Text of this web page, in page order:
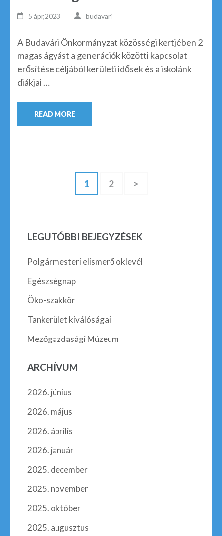
5 ápr,2023 budavari
A Budavári Önkormányzat közösségi kertjében 2
magas ágyást a generációk közötti kapcsolat
erősítése céljából kerületi idősek és a iskolánk
diákjai …
READ MORE
1 2 >
LEGUTÓBBI BEJEGYZÉSEK
Polgármesteri elismerő oklevél
Egészségnap
Öko-szakkör
Tankerület kiválóságai
Mezőgazdasági Múzeum
ARCHÍVUM
2026. június
2026. május
2026. április
2026. január
2025. december
2025. november
2025. október
2025. augusztus